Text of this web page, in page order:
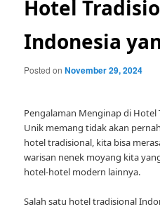
Hotel
Indonesia
Posted onNovember 29, 2024
Pengalaman Menginap di Hotel
Unik memang tidak akan
hotel tradisional, kita bisa
warisan nenek moyang kita
hotel-hotel modern lainnya.
Salah satu hotel tradisional